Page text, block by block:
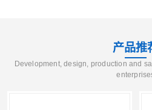
产品推
Development, design, production and